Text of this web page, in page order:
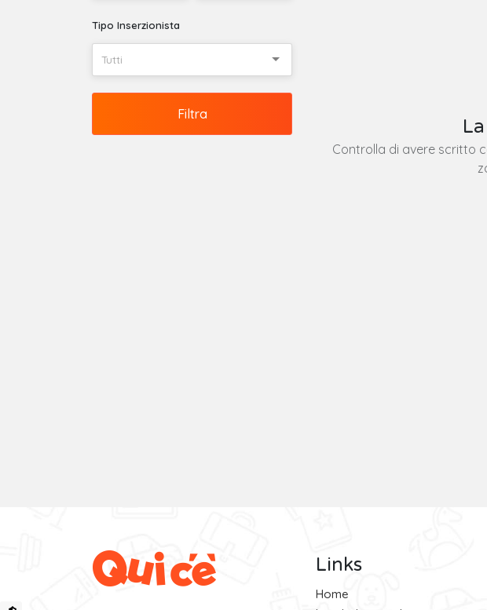
Tipo Inserzionista
Tutti
Filtra
Controlla di avere scritto
Links
Home